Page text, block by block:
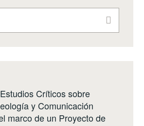
CONSENSUAL
PLATAFORMAS
Críticos sobre
y Comunicación
marco de un Proyecto de